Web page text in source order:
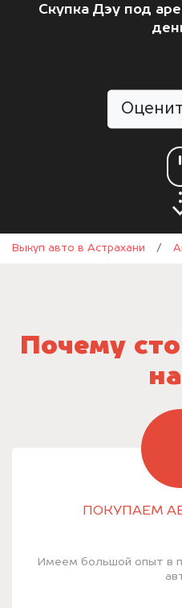
Скупка Дэу под
Выкуп авто в Астрахани /
Почему
ПОКУПАЕМ
Имеем большой опыт в